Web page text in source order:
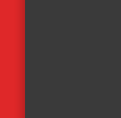
مشحون،
إدارة
في
جهود